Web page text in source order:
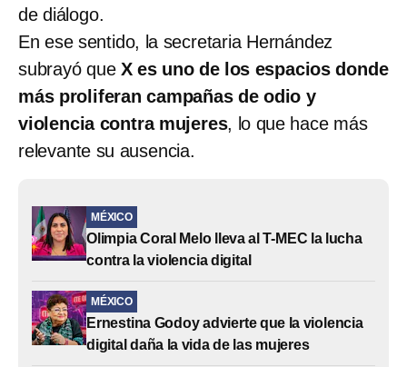
de diálogo.
En ese sentido, la secretaria Hernández
subrayó que X es uno de los espacios donde
más proliferan campañas de odio y
violencia contra mujeres, lo que hace más
relevante su ausencia.
MÉXICO
Olimpia Coral Melo lleva al T-MEC la lucha
contra la violencia digital
MÉXICO
Ernestina Godoy advierte que la violencia
digital daña la vida de las mujeres